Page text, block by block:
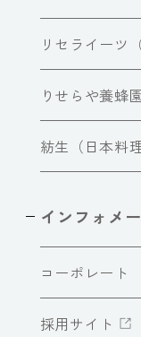
リセライーツ
りせらや養蜂
紡生（日本料理
インフォメ
コーポレート
採用サイト